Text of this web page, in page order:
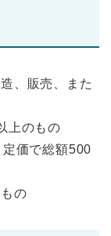
、販売、また
上のもの
価で総額500
の